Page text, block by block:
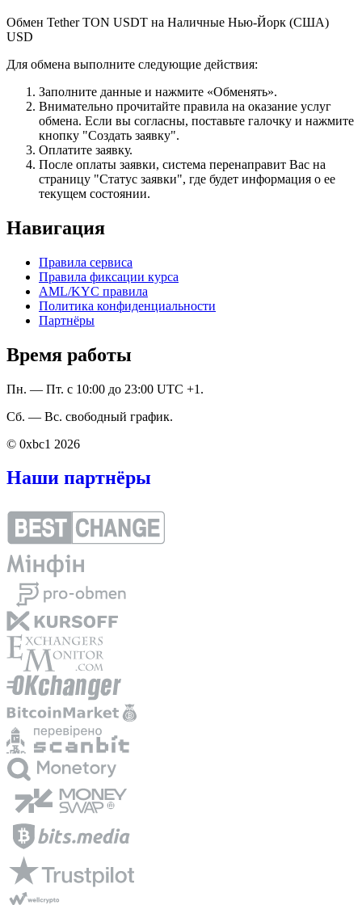
Обмен Tether TON USDT на Наличные Нью-Йорк (США)
USD
Для обмена выполните следующие действия:
Заполните данные и нажмите «Обменять».
Внимательно прочитайте правила на оказание услуг
обмена. Если вы согласны, поставьте галочку и нажмите
кнопку "Создать заявку".
Оплатите заявку.
После оплаты заявки, система перенаправит Вас на
страницу "Статус заявки", где будет информация о ее
текущем состоянии.
Навигация
Правила сервиса
Правила фиксации курса
AML/KYC правила
Политика конфиденциальности
Партнёры
Время работы
Пн. — Пт. с 10:00 до 23:00 UTC +1.
Сб. — Вс. свободный график.
© 0xbc1 2026
Наши партнёры